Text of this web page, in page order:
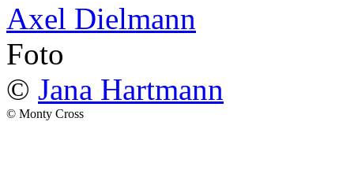
Axel Dielmann
Foto
© Jana Hartmann
© Monty Cross